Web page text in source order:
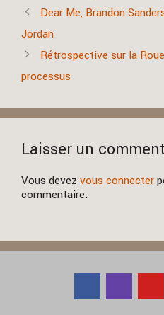
Dear Me, Brandon
Jordan
Rétrospective sur la
processus
Laisser un
Vous devez vous connecter
commentaire.